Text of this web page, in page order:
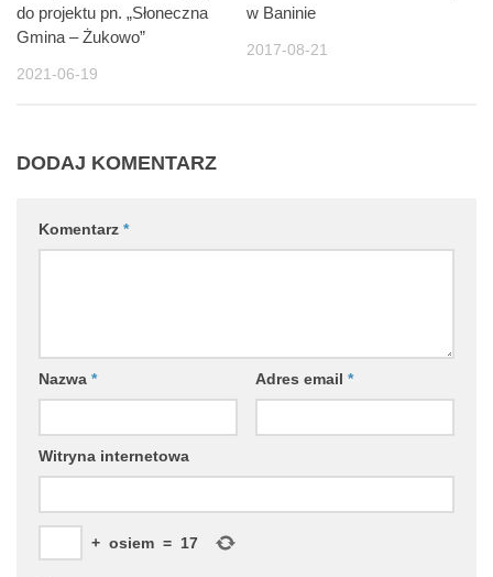
do projektu pn. „Słoneczna
Gmina – Żukowo”
2021-06-19
w Baninie
2017-08-21
DODAJ KOMENTARZ
Komentarz *
Nazwa * Adres email *
Witryna internetowa
+ osiem = 17